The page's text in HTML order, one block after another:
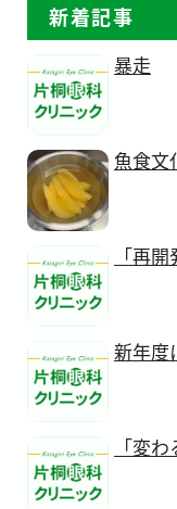
新着記事
暴走
魚食文
「再
新年度
「変